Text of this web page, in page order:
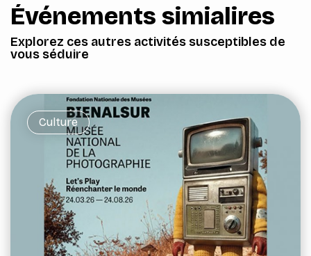
Événements simialires
Explorez ces autres activités susceptibles de
vous séduire
Culture